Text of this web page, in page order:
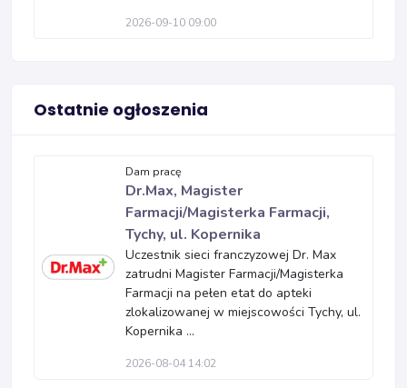
2026-09-10 09:00
Ostatnie ogłoszenia
Dam pracę
Dr.Max, Magister
Farmacji/Magisterka Farmacji,
Tychy, ul. Kopernika
Uczestnik sieci franczyzowej Dr. Max
zatrudni Magister Farmacji/Magisterka
Farmacji na pełen etat do apteki
zlokalizowanej w miejscowości Tychy, ul.
Kopernika ...
2026-08-04 14:02